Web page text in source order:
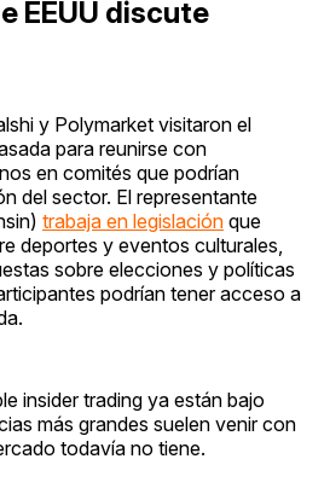
EEUU discute
y Polymarket visitaron el
para reunirse con
en comités que podrían
del sector. El representante
trabaja en legislación que
deportes y eventos culturales,
sobre elecciones y políticas
podrían tener acceso a
insider trading ya están bajo
más grandes suelen venir con
todavía no tiene.